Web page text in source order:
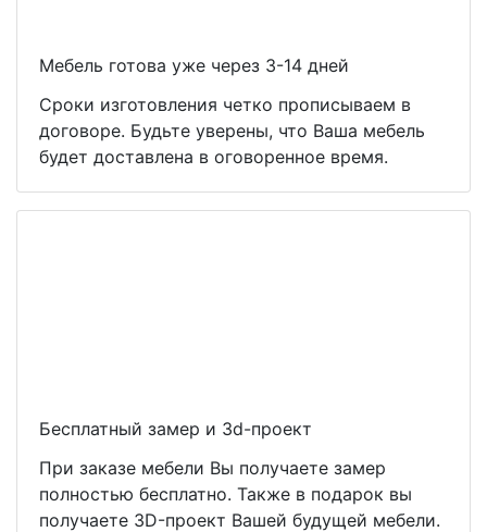
Мебель готова уже через 3-14 дней
Сроки изготовления четко прописываем в
договоре. Будьте уверены, что Ваша мебель
будет доставлена в оговоренное время.
Бесплатный замер и 3d-проект
При заказе мебели Вы получаете замер
полностью бесплатно. Также в подарок вы
получаете 3D-проект Вашей будущей мебели.